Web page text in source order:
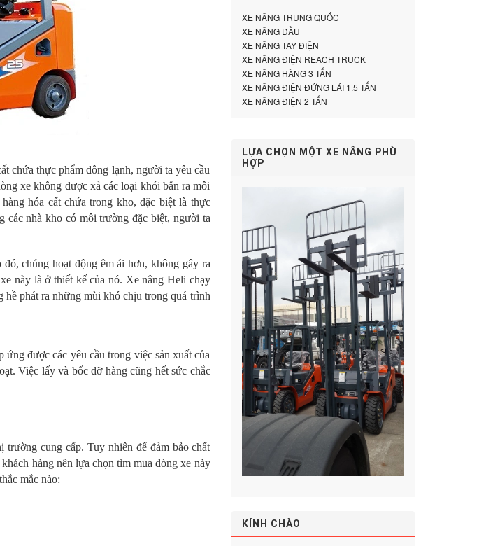
chứa thực phẩm đông lạnh, người ta yêu cầu
xe không được xả các loại khói bẩn ra môi
hóa cất chứa trong kho, đặc biệt là thực
các nhà kho có môi trường đặc biệt, người ta
chúng hoạt động êm ái hơn, không gây ra
này là ở thiết kế của nó. Xe nâng Heli chạy
hề phát ra những mùi khó chịu trong quá trình
được các yêu cầu trong việc sản xuất của
Việc lấy và bốc dỡ hàng cũng hết sức chắc
cung cấp. Tuy nhiên để đảm bảo chất
hàng nên lựa chọn tìm mua dòng xe này
mắc nào:
XE NÂNG TRUNG QUỐC
XE NÂNG DẦU
XE NÂNG TAY ĐIỆN
XE NÂNG ĐIỆN REACH TRUCK
XE NÂNG HÀNG 3 TẤN
XE NÂNG ĐIỆN ĐỨNG LÁI 1.5 TẤN
XE NÂNG ĐIỆN 2 TẤN
LỰA CHỌN MỘT XE NÂNG PHÙ
HỢP
KÍNH CHÀO